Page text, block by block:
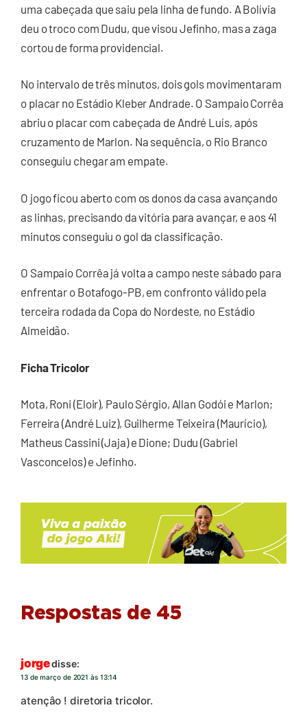
uma cabeçada que saiu pela linha de fundo. A Bolívia
deu o troco com Dudu, que visou Jefinho, mas a zaga
cortou de forma providencial.
No intervalo de três minutos, dois gols movimentaram
o placar no Estádio Kleber Andrade. O Sampaio Corrêa
abriu o placar com cabeçada de André Luís, após
cruzamento de Marlon. Na sequência, o Rio Branco
conseguiu chegar am empate.
O jogo ficou aberto com os donos da casa avançando
as linhas, precisando da vitória para avançar, e aos 41
minutos conseguiu o gol da classificação.
O Sampaio Corrêa já volta a campo neste sábado para
enfrentar o Botafogo-PB, em confronto válido pela
terceira rodada da Copa do Nordeste, no Estádio
Almeidão.
Ficha Tricolor
Mota, Roni (Eloir), Paulo Sérgio, Allan Godói e Marlon;
Ferreira (André Luiz), Guilherme Teixeira (Maurício),
Matheus Cassini (Jaja) e Dione; Dudu (Gabriel
Vasconcelos) e Jefinho.
Respostas de 45
jorgedisse:
13 de março de 2021 às 13:14
atençâo ! diretoria tricolor.